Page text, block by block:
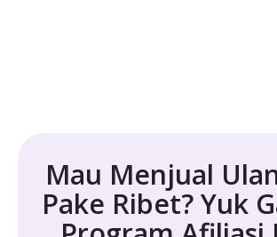
Mau Menjual
Pake Ribet? Yuk